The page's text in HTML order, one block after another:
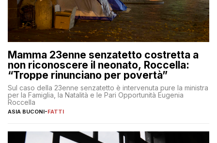
Mamma 23enne senzatetto costretta a
non riconoscere il neonato, Roccella:
“Troppe rinunciano per povertà”
Sul caso della 23enne senzatetto è intervenuta pure la ministra
per la Famiglia, la Natalità e le Pari Opportunità Eugenia
Roccella
ASIA BUCONI-FATTI